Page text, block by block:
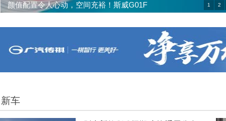
颜值配置令人心动，空间充裕！斯威G01F 1 2
新车